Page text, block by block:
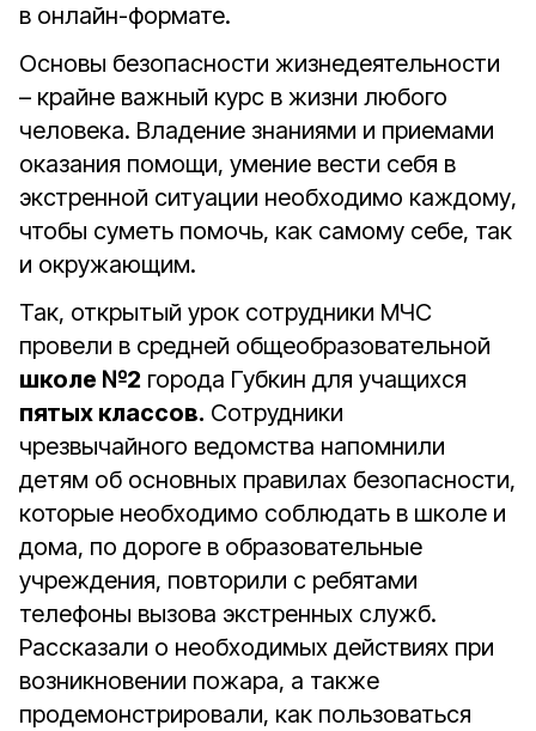
в онлайн-формате.
Основы безопасности жизнедеятельности
– крайне важный курс в жизни любого
человека. Владение знаниями и приемами
оказания помощи, умение вести себя в
экстренной ситуации необходимо каждому,
чтобы суметь помочь, как самому себе, так
и окружающим.
Так, открытый урок сотрудники МЧС
провели в средней общеобразовательной
школе №2 города Губкин для учащихся
пятых классов. Сотрудники
чрезвычайного ведомства напомнили
детям об основных правилах безопасности,
которые необходимо соблюдать в школе и
дома, по дороге в образовательные
учреждения, повторили с ребятами
телефоны вызова экстренных служб.
Рассказали о необходимых действиях при
возникновении пожара, а также
продемонстрировали, как пользоваться